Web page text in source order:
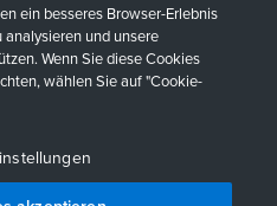
Español日本語
ein besseres Browser-Erlebnis
analysieren und unsere
Wenn Sie diese Cookies
wählen Sie auf "Cookie-